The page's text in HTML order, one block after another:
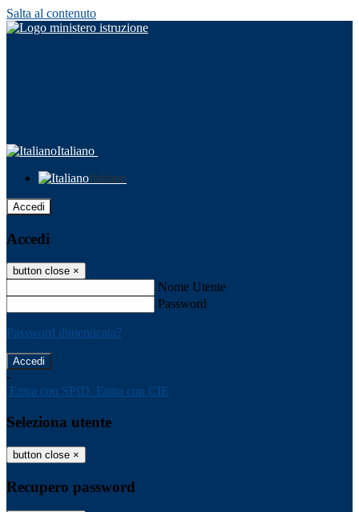
Salta al contenuto
Italiano
Italiano
Accedi
Accedi
button close ×
Nome Utente
Password
Password dimenticata?
-
Entra con SPID Entra con CIE
Seleziona utente
button close ×
Recupero password